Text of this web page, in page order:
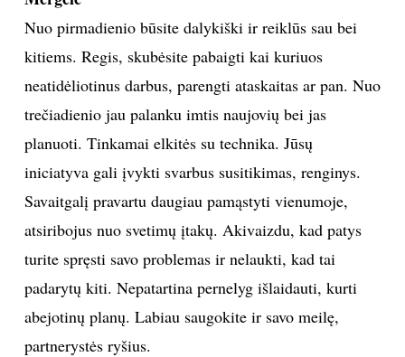
Nuo pirmadienio būsite dalykiški ir reiklūs sau bei
kitiems. Regis, skubėsite pabaigti kai kuriuos
neatidėliotinus darbus, parengti ataskaitas ar pan. Nuo
trečiadienio jau palanku imtis naujovių bei jas
planuoti. Tinkamai elkitės su technika. Jūsų
iniciatyva gali įvykti svarbus susitikimas, renginys.
Savaitgalį pravartu daugiau pamąstyti vienumoje,
atsiribojus nuo svetimų įtakų. Akivaizdu, kad patys
turite spręsti savo problemas ir nelaukti, kad tai
padarytų kiti. Nepatartina pernelyg išlaidauti, kurti
abejotinų planų. Labiau saugokite ir savo meilę,
partnerystės ryšius.